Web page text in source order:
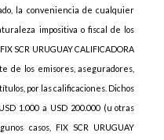
la conveniencia de cualquier
impositiva o fiscal de los
SCR URUGUAY CALIFICADORA
de los emisores, aseguradores,
por las calificaciones. Dichos
1.000 a USD 200.000 (u otras
casos, FIX SCR URUGUAY